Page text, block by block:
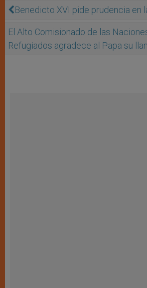
Benedicto XVI pide prudencia en
El Alto Comisionado de las
Refugiados agradece al Papa su